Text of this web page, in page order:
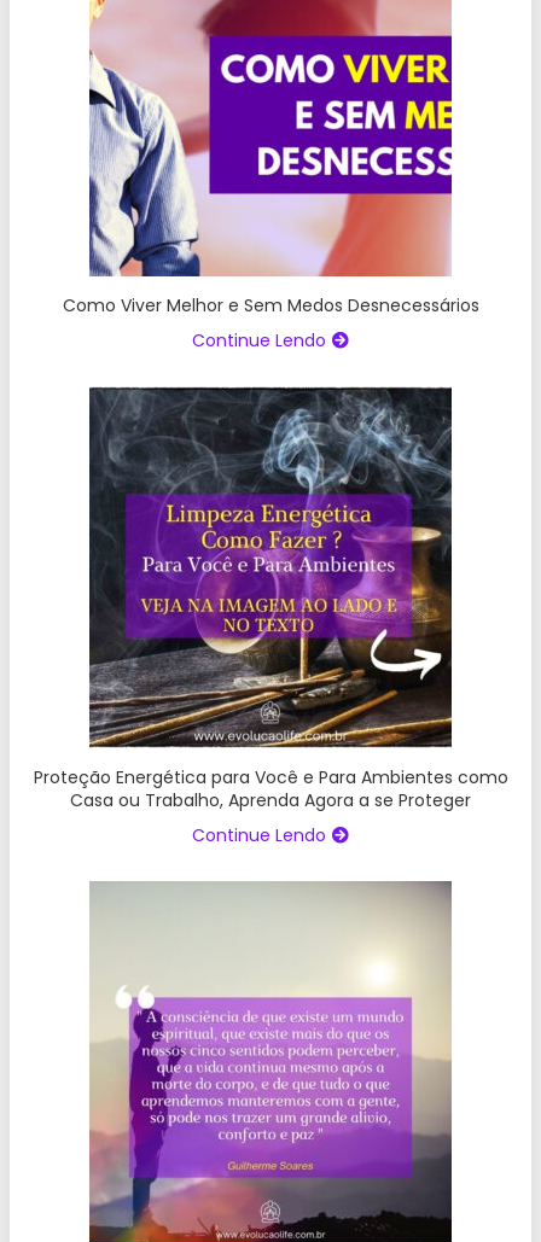
Como Viver Melhor e Sem Medos Desnecessários
Continue Lendo
Proteção Energética para Você e Para Ambientes como
Casa ou Trabalho, Aprenda Agora a se Proteger
Continue Lendo